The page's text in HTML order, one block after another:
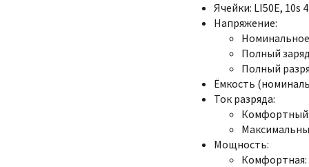
Ячейки: LI50E, 10s
Напряжение:
Полный
Полный
Ёмкость
Ток разряда:
Комфортный:
Мощность:
Комфортная: